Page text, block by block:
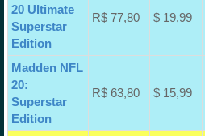
20 Ultimate
Superstar
Edition
R$ 77,80 $ 19,99
Madden NFL
20:
Superstar
Edition
R$ 63,80 $ 15,99